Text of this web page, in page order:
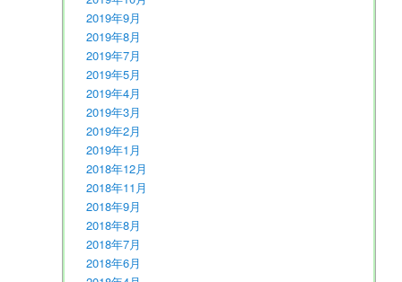
2019年9月
2019年8月
2019年7月
2019年5月
2019年4月
2019年3月
2019年2月
2019年1月
2018年12月
2018年11月
2018年9月
2018年8月
2018年7月
2018年6月